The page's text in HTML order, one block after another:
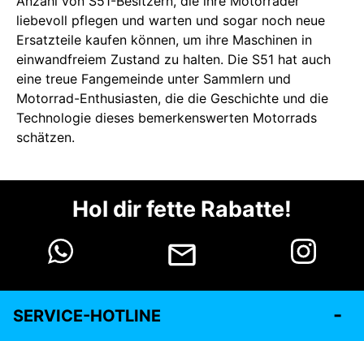
liebevoll pflegen und warten und sogar noch neue
Ersatzteile kaufen können, um ihre Maschinen in
einwandfreiem Zustand zu halten. Die S51 hat auch
eine treue Fangemeinde unter Sammlern und
Motorrad-Enthusiasten, die die Geschichte und die
Technologie dieses bemerkenswerten Motorrads
schätzen.
Hol dir fette Rabatte!
SERVICE-HOTLINE